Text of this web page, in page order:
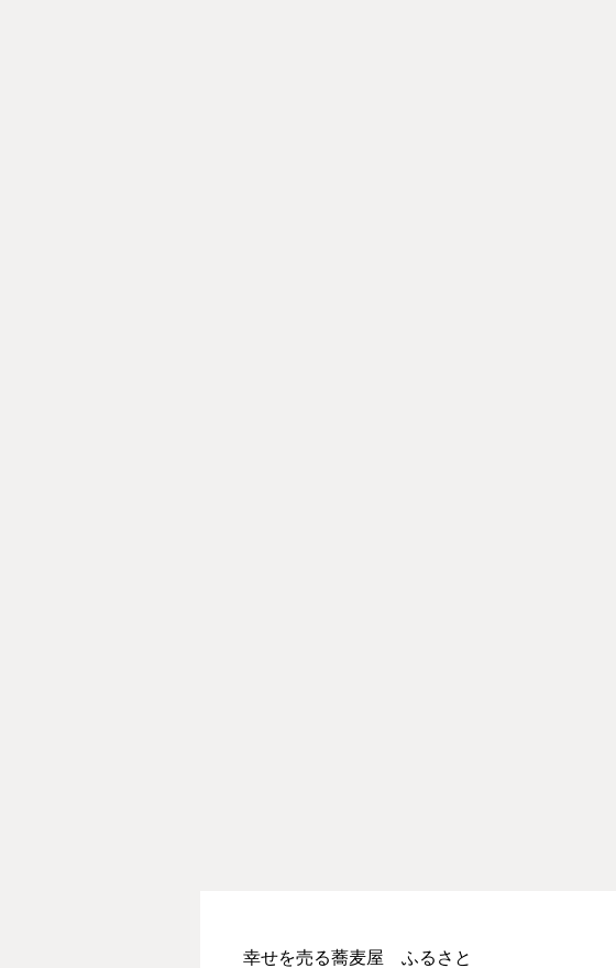
幸せを売る蕎麦屋 ふるさと